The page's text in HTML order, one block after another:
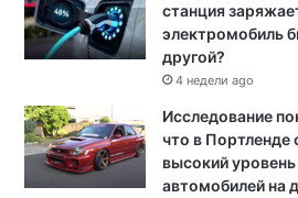
станция
электромобиль
другой?
4 недели ago
Исследование
что в Портленде
высокий уровень
автомобилей на